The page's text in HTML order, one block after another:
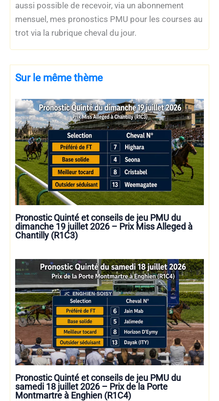
aussi possible de recevoir, via un abonnement
mensuel, mes pronostics PMU pour les courses au
trot via la rubrique cheval du jour.
Sur le même thème
Pronostic Quinté et conseils de jeu PMU du
dimanche 19 juillet 2026 – Prix Miss Alleged à
Chantilly (R1C3)
Pronostic Quinté et conseils de jeu PMU du
samedi 18 juillet 2026 – Prix de la Porte
Montmartre à Enghien (R1C4)